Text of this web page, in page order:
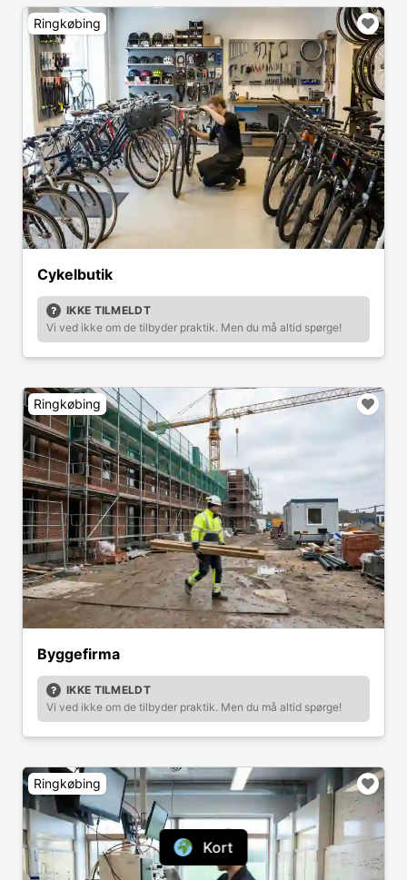
Kort
Ringkøbing
Cykelbutik
IKKE TILMELDT
Vi ved ikke om de tilbyder praktik. Men du må altid spørge!
Ringkøbing
Byggefirma
IKKE TILMELDT
Vi ved ikke om de tilbyder praktik. Men du må altid spørge!
Ringkøbing